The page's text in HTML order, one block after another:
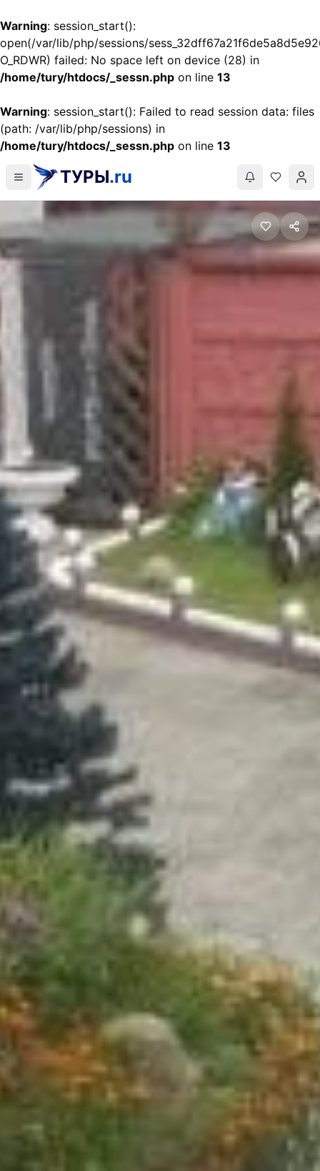
Warning: session_start():
open(/var/lib/php/sessions/
O_RDWR) failed: No space left on device (28) in
/home/tury/htdocs/_sessn.php on line 13
Warning: session_start(): Failed to read session data: files
(path: /var/lib/php/sessions) in
/home/tury/htdocs/_sessn.php on line 13
ТУРЫ.ru